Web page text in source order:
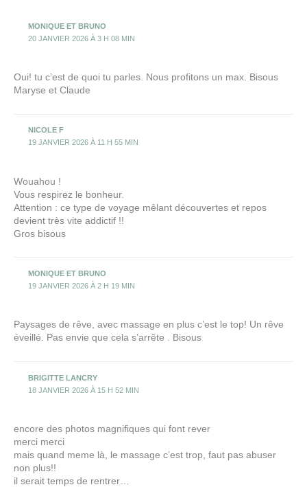
MONIQUE ET BRUNO
20 JANVIER 2026 À 3 H 08 MIN
Oui! tu c’est de quoi tu parles. Nous profitons un max. Bisous
Maryse et Claude
NICOLE F
19 JANVIER 2026 À 11 H 55 MIN
Wouahou !
Vous respirez le bonheur.
Attention : ce type de voyage mêlant découvertes et repos
devient très vite addictif !!
Gros bisous
MONIQUE ET BRUNO
19 JANVIER 2026 À 2 H 19 MIN
Paysages de rêve, avec massage en plus c’est le top! Un rêve
éveillé. Pas envie que cela s’arrête . Bisous
BRIGITTE LANCRY
18 JANVIER 2026 À 15 H 52 MIN
encore des photos magnifiques qui font rever
merci merci
mais quand meme là, le massage c’est trop, faut pas abuser
non plus!!
il serait temps de rentrer…